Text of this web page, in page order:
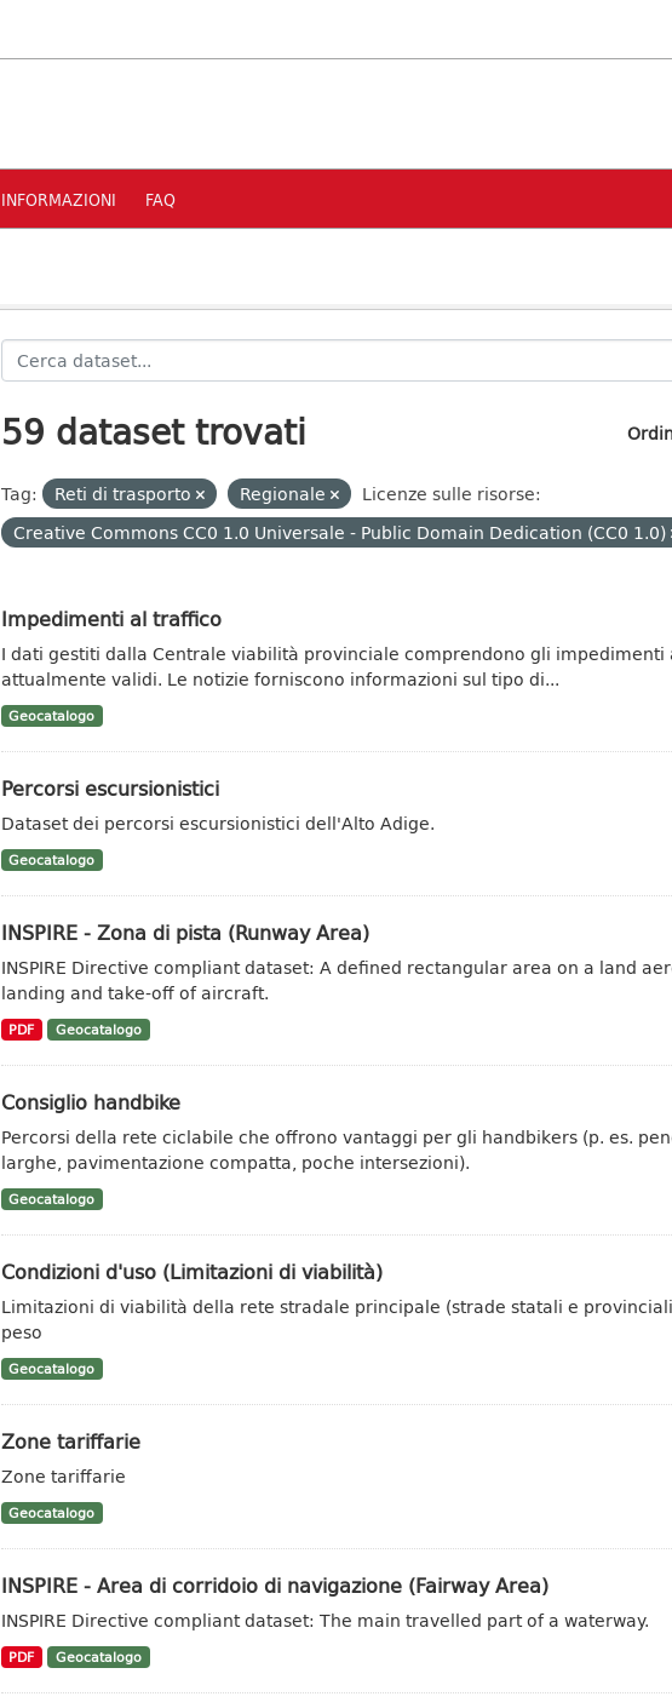
INFORMAZIONI FAQ
59 dataset trovati
Tag: Reti di trasporto Regionale
Licenze sulle risorse:
Creative Commons CC0 1.0 Universale - Public Domain Dedication (CC0 1.0)
Impedimenti al traffico
I dati gestiti dalla Centrale viabilità provinciale comprendono gli
attualmente validi. Le notizie forniscono informazioni sul tipo di...
Geocatalogo
Percorsi escursionistici
Dataset dei percorsi escursionistici dell'Alto Adige.
Geocatalogo
INSPIRE - Zona di pista (Runway Area)
INSPIRE Directive compliant dataset: A defined rectangular area on a land
landing and take-off of aircraft.
PDF Geocatalogo
Consiglio handbike
Percorsi della rete ciclabile che offrono vantaggi per gli handbikers (p. es.
larghe, pavimentazione compatta, poche intersezioni).
Geocatalogo
Condizioni d'uso (Limitazioni di viabilità)
Limitazioni di viabilità della rete stradale principale (strade statali e
peso
Geocatalogo
Zone tariffarie
Zone tariffarie
Geocatalogo
INSPIRE - Area di corridoio di navigazione (Fairway Area)
INSPIRE Directive compliant dataset: The main travelled part of a waterway.
PDF Geocatalogo